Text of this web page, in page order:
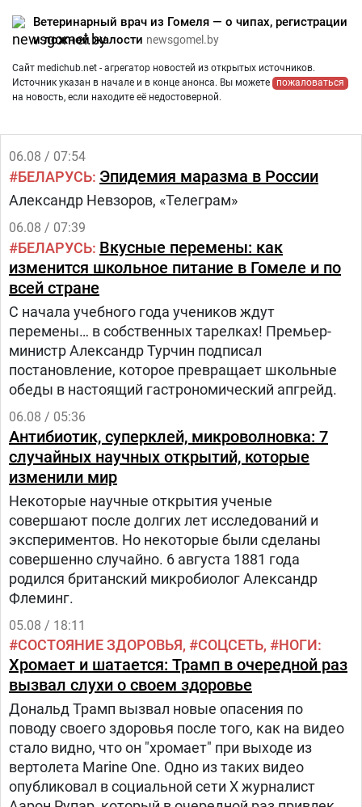
Ветеринарный врач из Гомеля — о чипах, регистрации
и ложной жалости newsgomel.by
Сайт medichub.net - агрегатор новостей из открытых источников.
Источник указан в начале и в конце анонса. Вы можете
пожаловаться
на новость, если находите её недостоверной.
06.08 / 07:54
БЕЛАРУСЬ Эпидемия маразма в России
Александр Невзоров, «Телеграм»
06.08 / 07:39
БЕЛАРУСЬ Вкусные перемены: как
изменится школьное питание в Гомеле и по
всей стране
С начала учебного года учеников ждут
перемены… в собственных тарелках! Премьер-
министр Александр Турчин подписал
постановление, которое превращает школьные
обеды в настоящий гастрономический апгрейд.
06.08 / 05:36
Антибиотик, суперклей, микроволновка: 7
случайных научных открытий, которые
изменили мир
Некоторые научные открытия ученые
совершают после долгих лет исследований и
экспериментов. Но некоторые были сделаны
совершенно случайно. 6 августа 1881 года
родился британский микробиолог Александр
Флеминг.
05.08 / 18:11
СОСТОЯНИЕ ЗДОРОВЬЯ СОЦСЕТЬ НОГИ
Хромает и шатается: Трамп в очередной раз
вызвал слухи о своем здоровье
Дональд Трамп вызвал новые опасения по
поводу своего здоровья после того, как на видео
стало видно, что он "хромает" при выходе из
вертолета Marine One. Одно из таких видео
опубликовал в социальной сети Х журналист